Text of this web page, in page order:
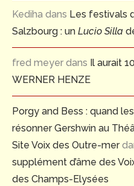
Kediha dans Les festivals
Salzbourg : un Lucio Silla
fred meyer dans Il aurait
WERNER HENZE
Porgy and Bess : quand
résonner Gershwin au
Site Voix des Outre-mer
supplément d’âme des
des Champs-Elysées